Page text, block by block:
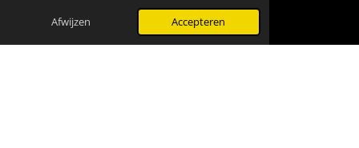
Afwijzen Accepteren
WhatsApp